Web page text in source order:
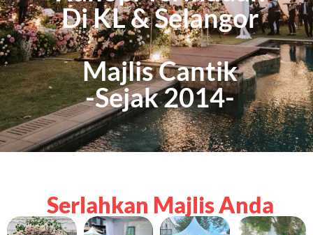
Di KL & Selangor
Majlis Cantik
-Sejak 2014-
Serlahkan Majlis Anda